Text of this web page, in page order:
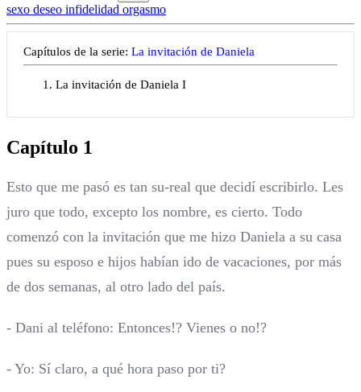
sexo deseo infidelidad orgasmo
Capítulos de la serie: La invitación de Daniela
La invitación de Daniela I
Capítulo 1
Esto que me pasó es tan su-real que decidí escribirlo. Les
juro que todo, excepto los nombre, es cierto. Todo
comenzó con la invitación que me hizo Daniela a su casa
pues su esposo e hijos habían ido de vacaciones, por más
de dos semanas, al otro lado del país.
- Dani al teléfono: Entonces!? Vienes o no!?
- Yo: Sí claro, a qué hora paso por ti?